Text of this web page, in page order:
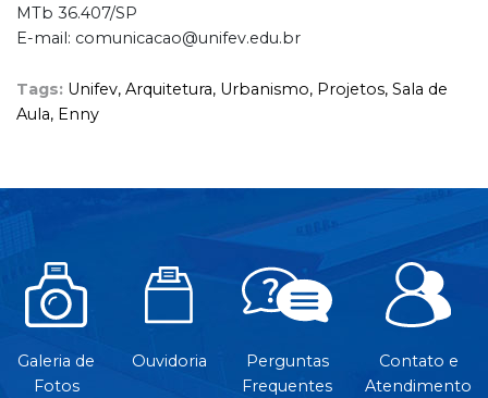
MTb 36.407/SP
E-mail: comunicacao@unifev.edu.br
Tags: Unifev, Arquitetura, Urbanismo, Projetos, Sala de
Aula, Enny
Galeria de
Fotos
Ouvidoria
Perguntas
Frequentes
Contato e
Atendimento